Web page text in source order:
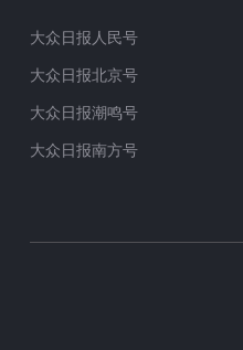
大众日报人民号
大众日报北京号
大众日报潮鸣号
大众日报南方号